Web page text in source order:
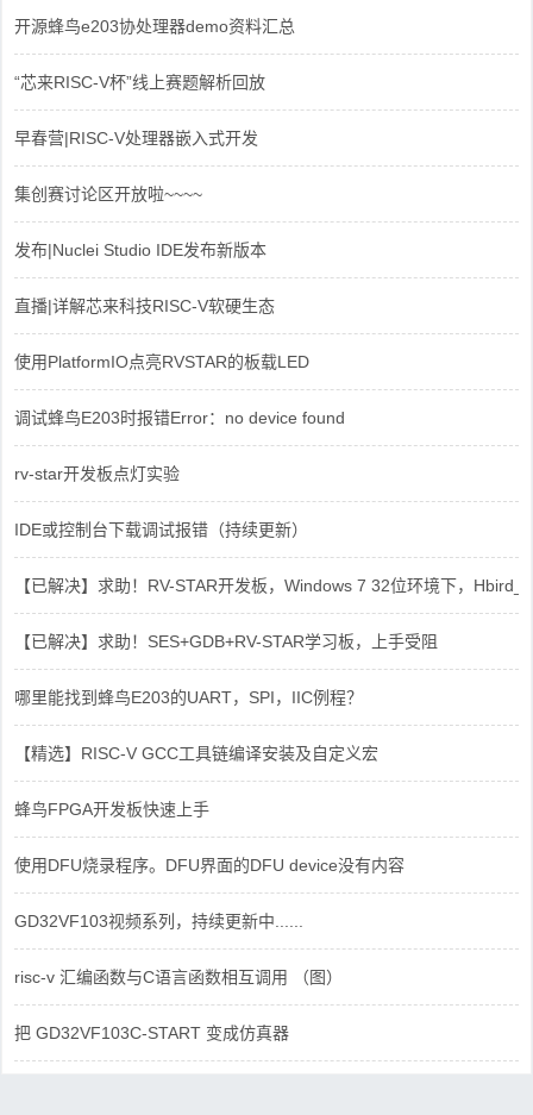
开源蜂鸟e203协处理器demo资料汇总
“芯来RISC-V杯”线上赛题解析回放
早春营|RISC-V处理器嵌入式开发
集创赛讨论区开放啦~~~~
发布|Nuclei Studio IDE发布新版本
直播|详解芯来科技RISC-V软硬生态
使用PlatformIO点亮RVSTAR的板载LED
调试蜂鸟E203时报错Error：no device found
rv-star开发板点灯实验
IDE或控制台下载调试报错（持续更新）
【已解决】求助！RV-STAR开发板，Windows 7 32位环境下，
【已解决】求助！SES+GDB+RV-STAR学习板，上手受阻
哪里能找到蜂鸟E203的UART，SPI，IIC例程？
【精选】RISC-V GCC工具链编译安装及自定义宏
蜂鸟FPGA开发板快速上手
使用DFU烧录程序。DFU界面的DFU device没有内容
GD32VF103视频系列，持续更新中......
risc-v 汇编函数与C语言函数相互调用 （图）
把 GD32VF103C-START 变成仿真器